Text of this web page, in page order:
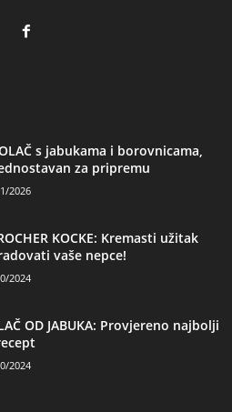
s jabukama i borovnicama,
za pripremu
2026
KOCKE: Kremasti užitak
vaše nepce!
2024
OD JABUKA: Provjereno najbolji
2024